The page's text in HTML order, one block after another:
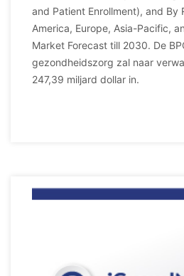
and Patient Enrollment), and By
America, Europe, Asia-Pacific,
Market Forecast till 2030. De
gezondheidszorg zal naar
247,39 miljard dollar in.